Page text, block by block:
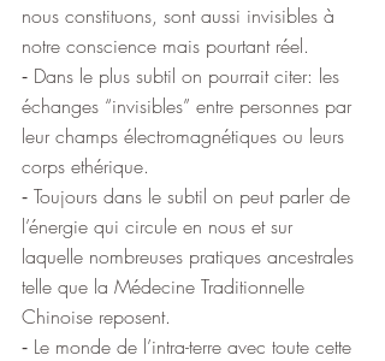
nous constituons, sont aussi invisibles à
notre conscience mais pourtant réel.
⁃ Dans le plus subtil on pourrait citer: les
échanges “invisibles” entre personnes par
leur champs électromagnétiques ou leurs
corps ethérique.
⁃ Toujours dans le subtil on peut parler de
l’énergie qui circule en nous et sur
laquelle nombreuses pratiques ancestrales
telle que la Médecine Traditionnelle
Chinoise reposent.
⁃ Le monde de l’intra-terre avec toute cette